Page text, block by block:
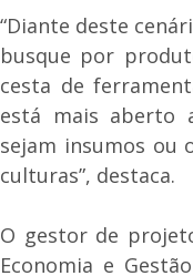
“Diante deste
busque por
cesta de
está mais aberto
sejam insumos ou
culturas”, destaca.
O gestor de
Economia e